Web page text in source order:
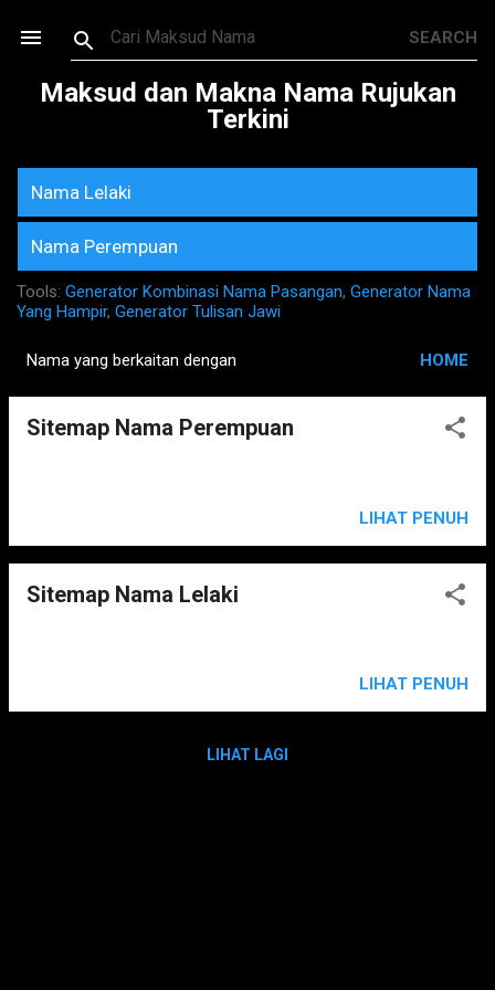
Skip to main content
Maksud dan Makna Nama Rujukan
Terkini
Nama Lelaki
Nama Perempuan
Tools: Generator Kombinasi Nama Pasangan, Generator Nama
Yang Hampir, Generator Tulisan Jawi
o
Nama yang berkaitan dengan HOME
Sitemap Nama Perempuan
LIHAT PENUH
Sitemap Nama Lelaki
LIHAT PENUH
LIHAT LAGI